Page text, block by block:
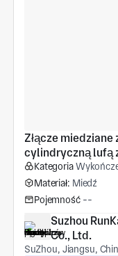
Złącze
cylindryczną lufą
Kategoria
Materiał: Miedź
Pojemność --
Suzhou
Co., Ltd.
SuZhou, Jiangsu,